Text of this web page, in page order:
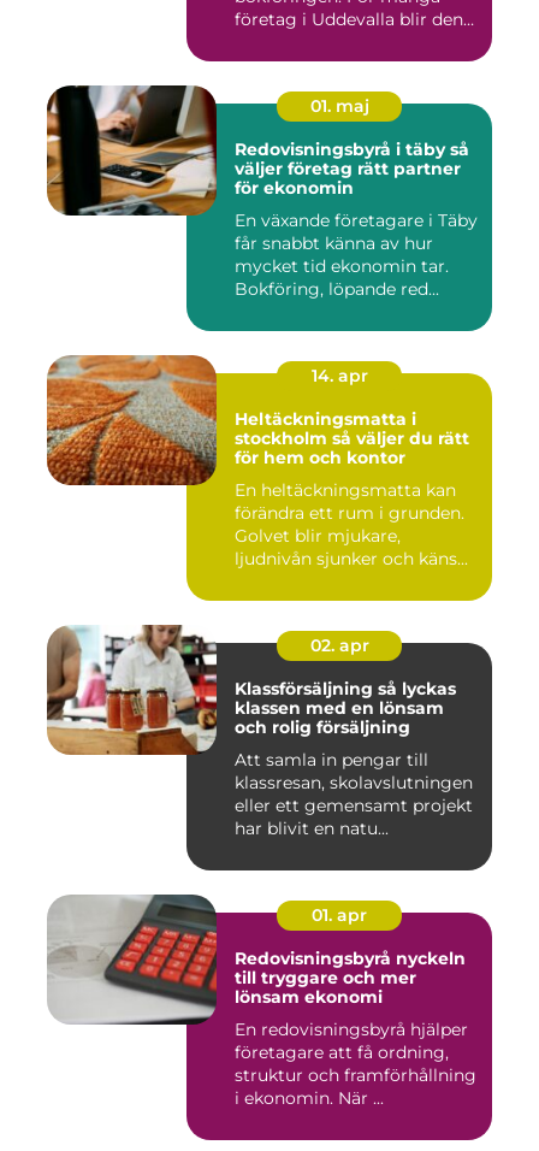
företag i Uddevalla blir den
01. maj
Redovisningsbyrå i täby så
väljer företag rätt partner
för ekonomin
En växande företagare i Täby
får snabbt känna av hur
mycket tid ekonomin tar.
Bokföring, löpande red...
14. apr
Heltäckningsmatta i
stockholm så väljer du rätt
för hem och kontor
En heltäckningsmatta kan
förändra ett rum i grunden.
Golvet blir mjukare,
ljudnivån sjunker och käns...
02. apr
Klassförsäljning så lyckas
klassen med en lönsam
och rolig försäljning
Att samla in pengar till
klassresan, skolavslutningen
eller ett gemensamt projekt
har blivit en natu...
01. apr
Redovisningsbyrå nyckeln
till tryggare och mer
lönsam ekonomi
En redovisningsbyrå hjälper
företagare att få ordning,
struktur och framförhållning
i ekonomin. När ...